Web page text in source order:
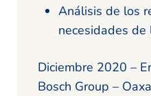
Análisis de los
necesidades de
Diciembre 2020 –
Bosch Group –